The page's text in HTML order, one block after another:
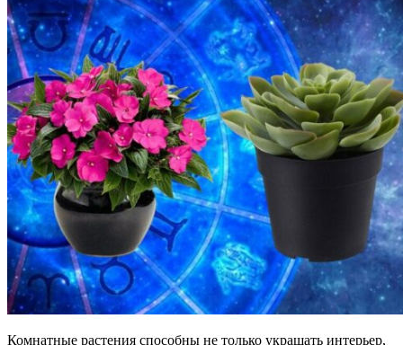
Комнатные растения способны не только украшать интерьер,